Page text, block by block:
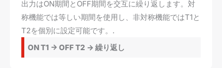
出力はON期間とOFF期間を交互に繰り返します。対
称機能では等しい期間を使用し、非対称機能ではT1と
T2を個別に設定可能です。.
ON T1 -> OFF T2 -> 繰り返し